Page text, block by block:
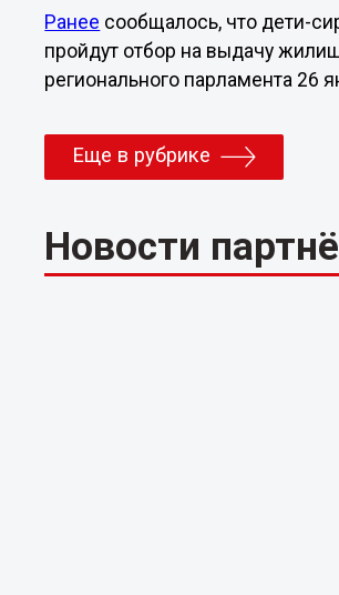
Ранее сообщалось, что дети-
пройдут отбор на выдачу
регионального парламента 26
Еще в рубрике
Новости